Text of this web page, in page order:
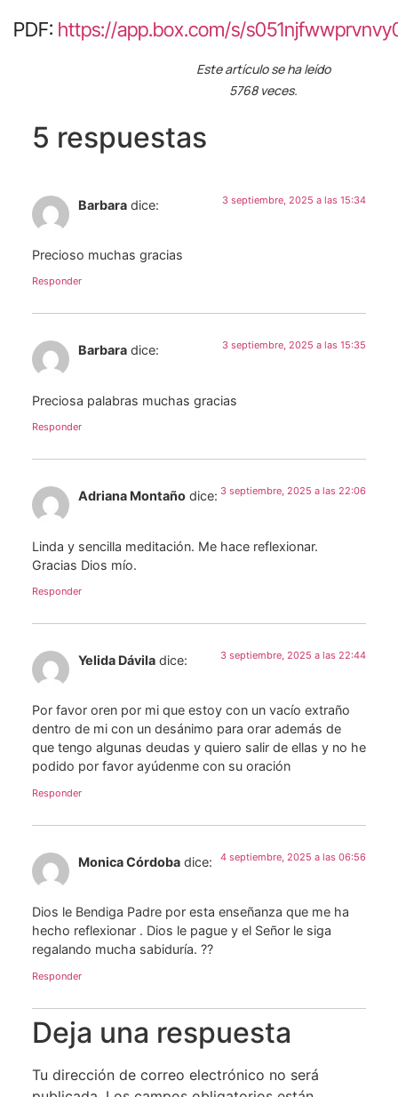
PDF: https://app.box.com/s/
Este artículo se ha leído
5768 veces.
5 respuestas
Barbara dice: 3 septiembre, 2025 a las 15:34
Precioso muchas gracias
Responder
Barbara dice: 3 septiembre, 2025 a las 15:35
Preciosa palabras muchas gracias
Responder
Adriana Montaño dice: 3 septiembre, 2025 a las 22:06
Linda y sencilla meditación. Me hace reflexionar.
Gracias Dios mío.
Responder
Yelida Dávila dice: 3 septiembre, 2025 a las 22:44
Por favor oren por mi que estoy con un vacío extraño
dentro de mi con un desánimo para orar además de
que tengo algunas deudas y quiero salir de ellas y no he
podido por favor ayúdenme con su oración
Responder
Monica Córdoba dice: 4 septiembre, 2025 a las 06:56
Dios le Bendiga Padre por esta enseñanza que me ha
hecho reflexionar . Dios le pague y el Señor le siga
regalando mucha sabiduría. ??
Responder
Deja una respuesta
Tu dirección de correo electrónico no será